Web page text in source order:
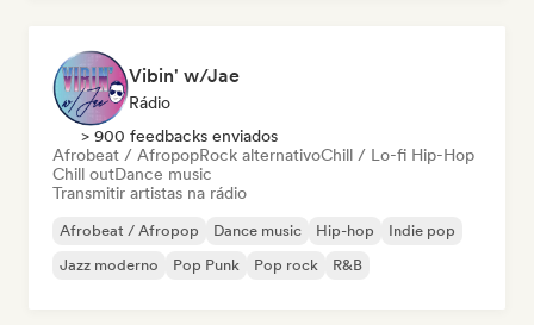
Vibin' w/Jae
Rádio
> 900 feedbacks enviados
Afrobeat / AfropopRock alternativoChill / Lo-fi Hip-Hop
Chill outDance music
Transmitir artistas na rádio
Afrobeat / Afropop Dance music Hip-hop
Indie pop
Jazz moderno
Pop Punk Pop rock R&B